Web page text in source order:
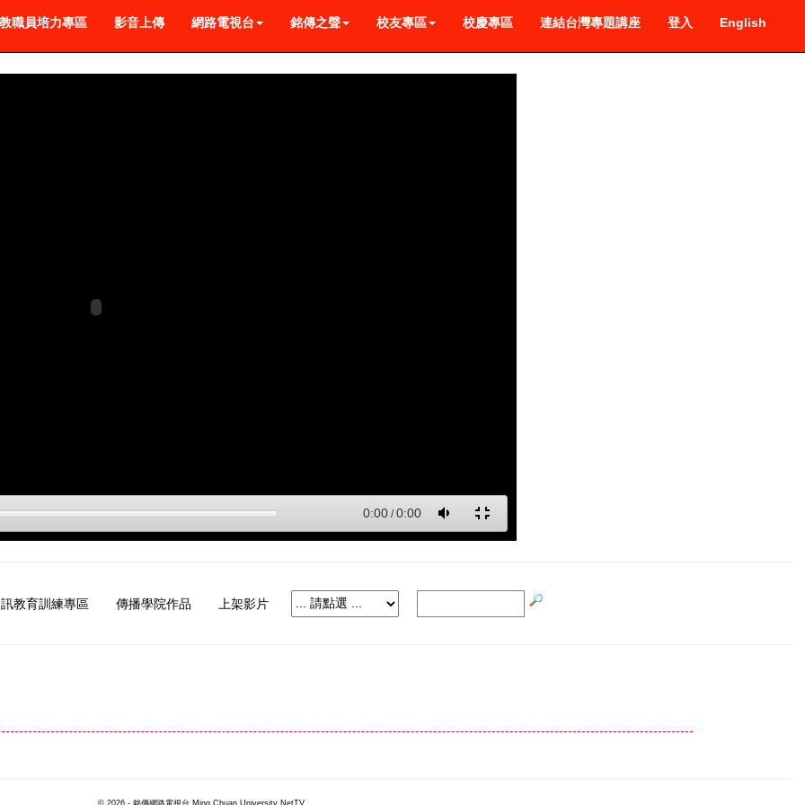
教職員培力專區 影音上傳 網路電視台 銘傳之聲 校友專區 校慶專區 連結台灣專題講座 登入 English
教育訓練專區 傳播學院作品 上架影片
© 2026 - 銘傳網路電視台 Ming Chuan University NetTV